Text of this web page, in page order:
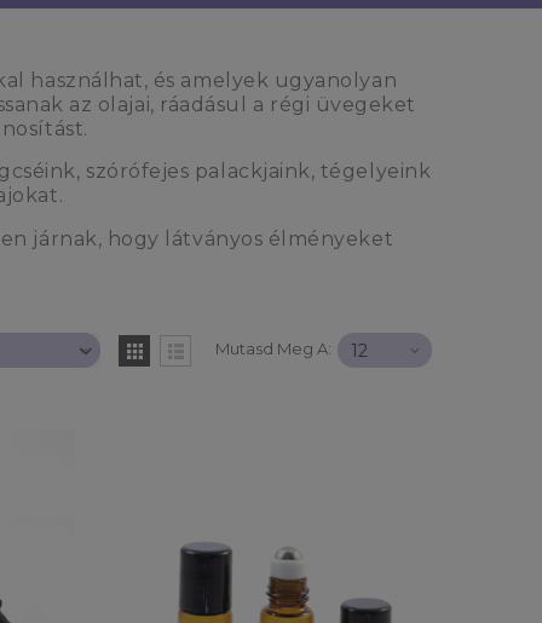
használhat, és amelyek ugyanolyan
az olajai, ráadásul a régi üvegeket
szórófejes palackjaink, tégelyeink
járnak, hogy látványos élményeket
Mutasd Meg A: